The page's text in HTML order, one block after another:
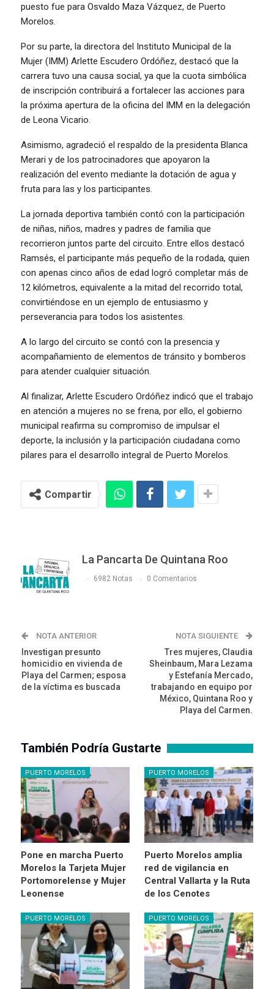
puesto fue para Osvaldo Maza Vázquez, de Puerto
Morelos.
Por su parte, la directora del Instituto Municipal de la
Mujer (IMM) Arlette Escudero Ordóñez, destacó que la
carrera tuvo una causa social, ya que la cuota simbólica
de inscripción contribuirá a fortalecer las acciones para
la próxima apertura de la oficina del IMM en la delegación
de Leona Vicario.
Asimismo, agradeció el respaldo de la presidenta Blanca
Merari y de los patrocinadores que apoyaron la
realización del evento mediante la dotación de agua y
fruta para las y los participantes.
La jornada deportiva también contó con la participación
de niñas, niños, madres y padres de familia que
recorrieron juntos parte del circuito. Entre ellos destacó
Ramsés, el participante más pequeño de la rodada, quien
con apenas cinco años de edad logró completar más de
12 kilómetros, equivalente a la mitad del recorrido total,
convirtiéndose en un ejemplo de entusiasmo y
perseverancia para todos los asistentes.
A lo largo del circuito se contó con la presencia y
acompañamiento de elementos de tránsito y bomberos
para atender cualquier situación.
Al finalizar, Arlette Escudero Ordóñez indicó que el trabajo
en atención a mujeres no se frena, por ello, el gobierno
municipal reafirma su compromiso de impulsar el
deporte, la inclusión y la participación ciudadana como
pilares para el desarrollo integral de Puerto Morelos.
Compartir
La Pancarta De Quintana Roo
6982 Notas 0 Comentarios
NOTA ANTERIOR
Investigan presunto
homicidio en vivienda de
Playa del Carmen; esposa
de la víctima es buscada
NOTA SIGUIENTE
Tres mujeres, Claudia
Sheinbaum, Mara Lezama
y Estefanía Mercado,
trabajando en equipo por
México, Quintana Roo y
Playa del Carmen.
También Podría Gustarte
PUERTO MORELOS
Pone en marcha Puerto
Morelos la Tarjeta Mujer
Portomorelense y Mujer
Leonense
PUERTO MORELOS
Puerto Morelos amplia
red de vigilancia en
Central Vallarta y la Ruta
de los Cenotes
PUERTO MORELOS PUERTO MORELOS